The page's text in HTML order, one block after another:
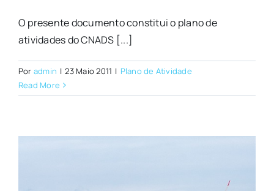
O presente documento constitui o plano de
atividades do CNADS [...]
Por admin | 23 Maio 2011 | Plano de Atividade
Read More